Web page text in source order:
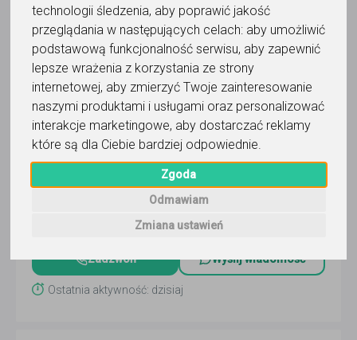
technologii śledzenia, aby poprawić jakość
przeglądania w następujących celach: aby umożliwić
podstawową funkcjonalność serwisu, aby zapewnić
lepsze wrażenia z korzystania ze strony
internetowej, aby zmierzyć Twoje zainteresowanie
naszymi produktami i usługami oraz personalizować
interakcje marketingowe, aby dostarczać reklamy
które są dla Ciebie bardziej odpowiednie.
Zgoda
Odmawiam
Zmiana ustawień
biologia
Małgorzata Brzozowska
Jestem studentką kierunku lekarskiego na WUM. Uważam,
że biologii należy uczyć się poprzez doświadczanie, a nie
jedynie powtarzanie treści z podręcznika.Czytaj więcej
Zadzwoń Wyślij wiadomość
Ostatnia aktywność: dzisiaj